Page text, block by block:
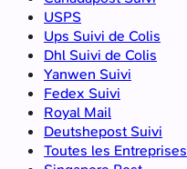
USPS
Ups Suivi de Colis
Dhl Suivi de Colis
Yanwen Suivi
Fedex Suivi
Royal Mail
Deutshepost Suivi
Toutes les Entreprises